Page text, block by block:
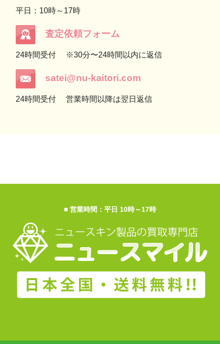
平日：10時～17時
査定依頼フォーム
24時間受付 ※30分〜24時間以内に返信
satei@nu-kaitori.com
24時間受付 営業時間以降は翌日返信
■ 営業時間：平日 10時～17時